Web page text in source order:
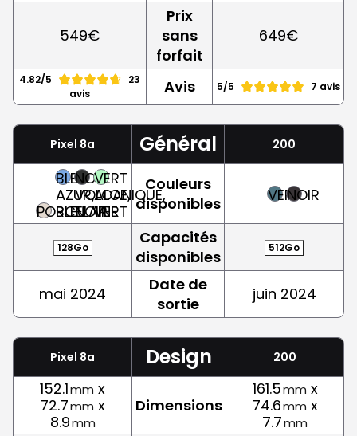
549€
Prix
sans
forfait
649€
4.82/5
23
avis
Avis 5/5 7 avis
Pixel 8a Général 200
PORCELAINE
BLEU
AZUR,
BLEU
NOIR
VOLCANIQUE,
NOIR
VERT
ALOE,
VERT
Couleurs
disponibles
VERTNOIR
128Go
Capacités
disponibles
512Go
mai 2024
Date de
sortie
juin 2024
Pixel 8a Design 200
152.1mm x
72.7mm x
8.9mm
Dimensions
161.5mm x
74.6mm x
7.7mm